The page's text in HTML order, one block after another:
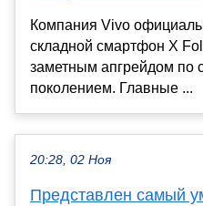
Компания Vivo
складной смартфон X
заметным апгрейдом
поколением. Главные ...
20:28, 02 Ноя
Представлен самый